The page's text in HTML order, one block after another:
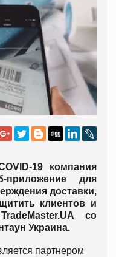
19 компания
приложение для
доставки,
клиентов и
TradeMaster.UA со
Украина.
партнером